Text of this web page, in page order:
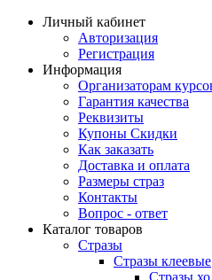
Личный кабинет
Авторизация
Регистрация
Информация
Организаторам
Гарантия качества
Реквизиты
Купоны Скидки
Как заказать
Доставка и оплата
Размеры страз
Контакты
Вопрос - ответ
Каталог товаров
Стразы
Стразы клеевые
Стразы